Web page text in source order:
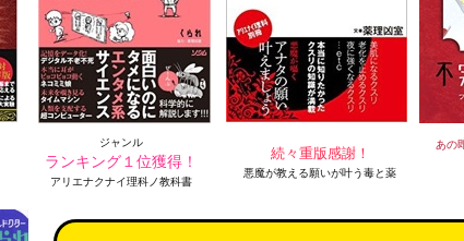
続々重版感謝！
悪魔が教える願いが叶う毒と薬
ジャンル
ランキング１位獲得！
アリエナクナイ理科ノ教科書
あの